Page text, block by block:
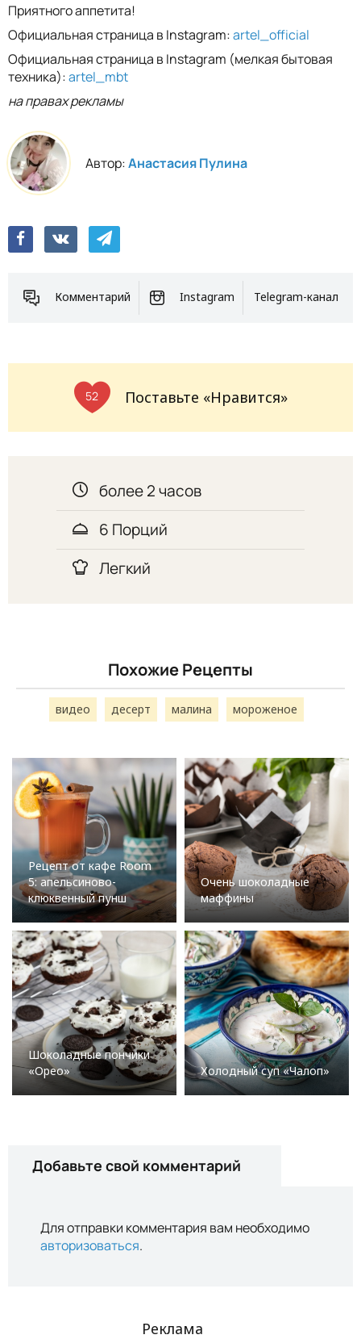
Приятного аппетита!
Официальная страница в Instagram:artel_official
Официальная страница в Instagram (мелкая бытовая
техника):artel_mbt
на правах рекламы
Автор:Анастасия Пулина
Комментарий Instagram Telegram-канал
52 Поставьте «Нравится»
более 2 часов
6 Порций
Легкий
Похожие Рецепты
видео десерт малина мороженое
Рецепт от кафе Room
5: апельсиново-
клюквенный пунш
Очень шоколадные
маффины
Шоколадные пончики
«Орео»
Холодный суп «Чалоп»
Добавьте свой комментарий
Для отправки комментария вам необходимо
авторизоваться.
Реклама